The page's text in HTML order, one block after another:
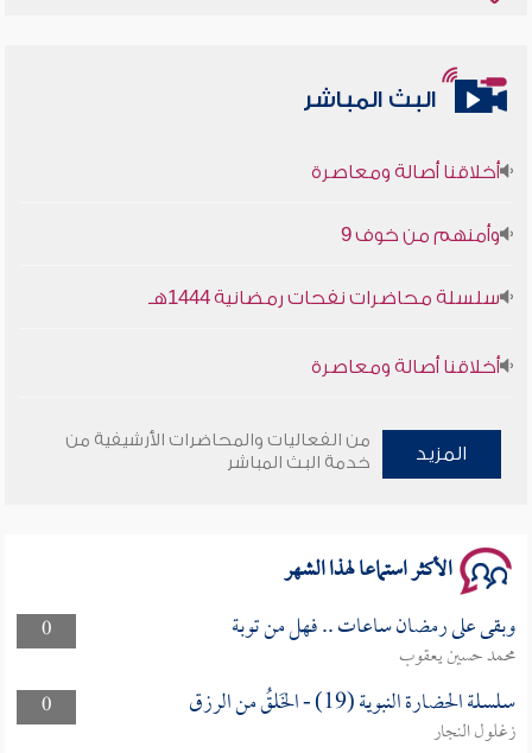
البث المباشر
سلسلة محاضرات نفحات رمضانية 1444هـ
المزيد
من الفعاليات والمحاضرات الأرشيفية من
خدمة البث المباشر
الأكثر استماعا لهذا الشهر
0 وبقى على رمضان ساعات .. فهل من توبة
محمد حسين يعقوب
0
سلسلة الحضارة النبوية (19) - الخَلقُ من الرزق
زغلول النجار